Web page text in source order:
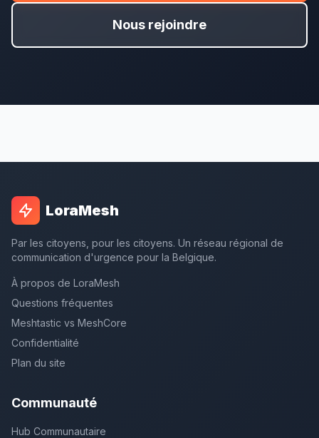
Nous rejoindre
LoraMesh
Par les citoyens, pour les citoyens. Un réseau régional de
communication d'urgence pour la Belgique.
À propos de LoraMesh
Questions fréquentes
Meshtastic vs MeshCore
Confidentialité
Plan du site
Communauté
Hub Communautaire